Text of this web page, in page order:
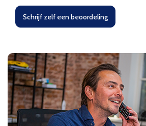
Schrijf zelf een beoordeling